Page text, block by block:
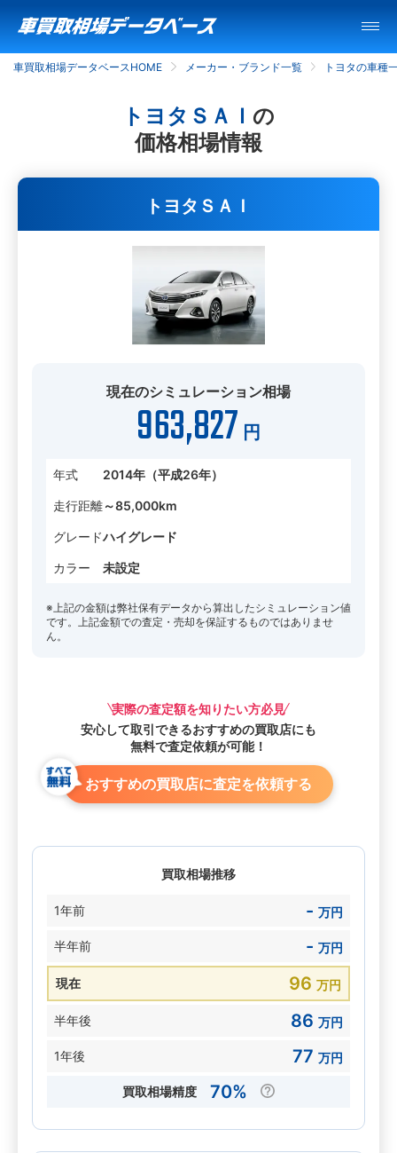
車買取相場データベースHOME メーカー・ブランド一覧 トヨタの車種
トヨタＳＡＩ の
価格相場情報
トヨタＳＡＩ
現在のシミュレーション相場
963,827 円
年式 2014年（平成26年）
走行距離～85,000km
グレードハイグレード
カラー 未設定
※上記の金額は弊社保有データから算出したシミュレーション値
です。上記金額での査定・売却を保証するものではありませ
ん。
実際の査定額を知りたい方必見
安心して取引できるおすすめの買取店にも
無料で査定依頼が可能！
おすすめの買取店に査定を依頼する
買取相場推移
1年前 - 万円
半年前 - 万円
現在 96 万円
半年後 86 万円
1年後 77 万円
買取相場精度 70%